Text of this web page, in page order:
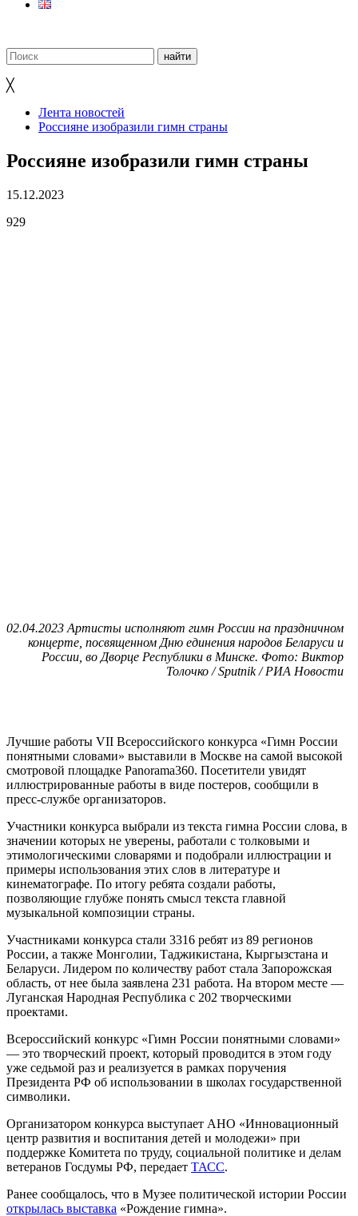
╳
Лента новостей
Россияне изобразили гимн страны
Россияне изобразили гимн страны
15.12.2023
929
02.04.2023 Артисты исполняют гимн России на праздничном
концерте, посвященном Дню единения народов Беларуси и
России, во Дворце Республики в Минске. Фото: Виктор
Толочко / Sputnik / РИА Новости
Лучшие работы VII Всероссийского конкурса «Гимн России
понятными словами» выставили в Москве на самой высокой
смотровой площадке Panorama360. Посетители увидят
иллюстрированные работы в виде постеров, сообщили в
пресс-службе организаторов.
Участники конкурса выбрали из текста гимна России слова, в
значении которых не уверены, работали с толковыми и
этимологическими словарями и подобрали иллюстрации и
примеры использования этих слов в литературе и
кинематографе. По итогу ребята создали работы,
позволяющие глубже понять смысл текста главной
музыкальной композиции страны.
Участниками конкурса стали 3316 ребят из 89 регионов
России, а также Монголии, Таджикистана, Кыргызстана и
Беларуси. Лидером по количеству работ стала Запорожская
область, от нее была заявлена 231 работа. На втором месте —
Луганская Народная Республика с 202 творческими
проектами.
Всероссийский конкурс «Гимн России понятными словами»
— это творческий проект, который проводится в этом году
уже седьмой раз и реализуется в рамках поручения
Президента РФ об использовании в школах государственной
символики.
Организатором конкурса выступает АНО «Инновационный
центр развития и воспитания детей и молодежи» при
поддержке Комитета по труду, социальной политике и делам
ветеранов Госдумы РФ, передает ТАСС.
Ранее сообщалось, что в Музее политической истории России
открылась выставка «Рождение гимна».